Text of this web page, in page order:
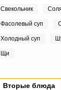
Свекольник
Фасолевый суп
Холодный суп
Щи
Вторые блюда